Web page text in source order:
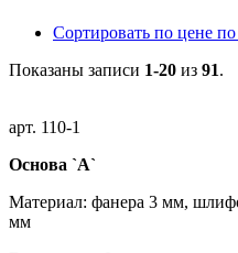
Сортировать по цене
Показаны записи 1-20 из 91.
арт. 110-1
Основа `А`
Материал: фанера 3 мм,
мм